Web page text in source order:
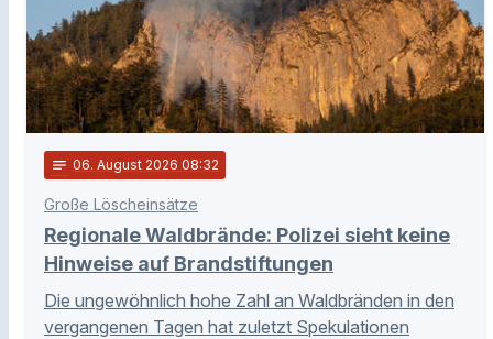
notes 06. August 2026 08:32
Große Löscheinsätze
Regionale Waldbrände: Polizei sieht keine
Hinweise auf Brandstiftungen
Die ungewöhnlich hohe Zahl an Waldbränden in den
vergangenen Tagen hat zuletzt Spekulationen